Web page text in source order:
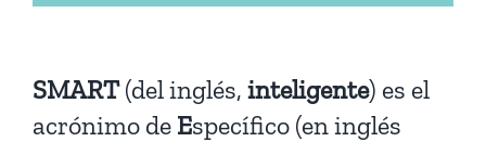
SMART(del inglés, inteligente) es el
acrónimo de Específico (en inglés